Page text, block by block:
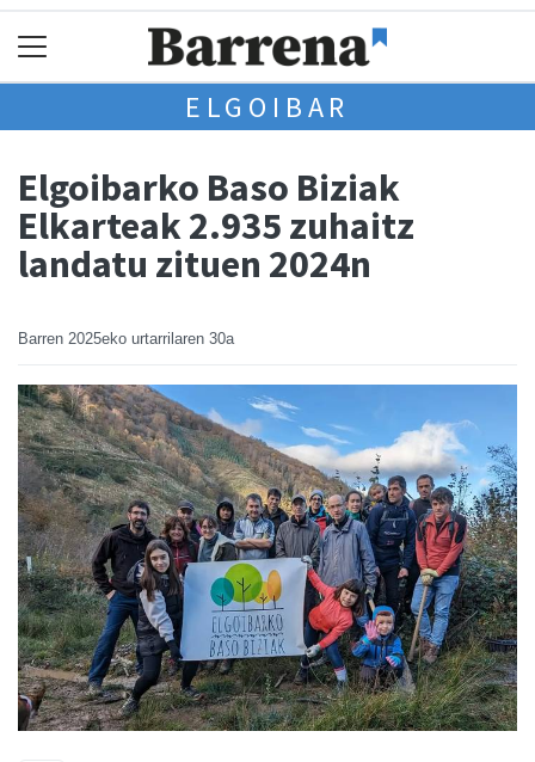
ELGOIBAR
Elgoibarko Baso Biziak
Elkarteak 2.935 zuhaitz
landatu zituen 2024n
Barren 2025eko urtarrilaren 30a